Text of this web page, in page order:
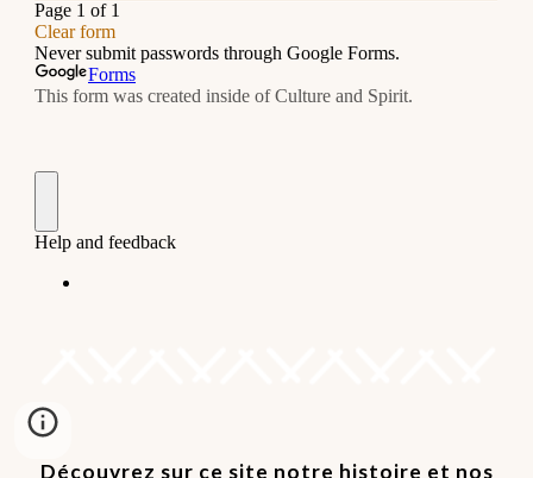
Découvrez sur ce site notre histoire et nos